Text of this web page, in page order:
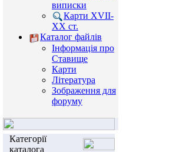
виписки
Карти XVII-
XX ст.
Каталог файлів
Інформація про
Ставище
Карти
Література
Зображення для
форуму
Категорії
каталога